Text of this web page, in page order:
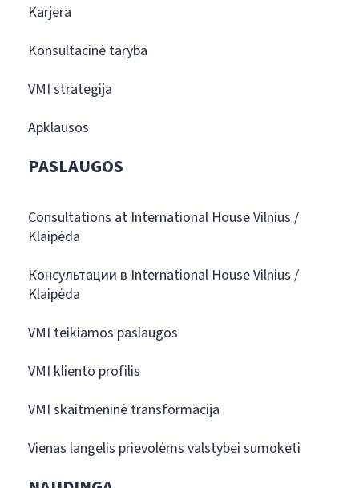
Karjera
Konsultacinė taryba
VMI strategija
Apklausos
PASLAUGOS
Consultations at International House Vilnius /
Klaipėda
Консультации в International House Vilnius /
Klaipėda
VMI teikiamos paslaugos
VMI kliento profilis
VMI skaitmeninė transformacija
Vienas langelis prievolėms valstybei sumokėti